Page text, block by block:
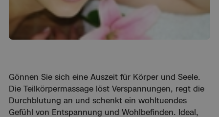
Gönnen Sie sich eine Auszeit für Körper und Seele.
Die Teilkörpermassage löst Verspannungen, regt die
Durchblutung an und schenkt ein wohltuendes
Gefühl von Entspannung und Wohlbefinden. Ideal,